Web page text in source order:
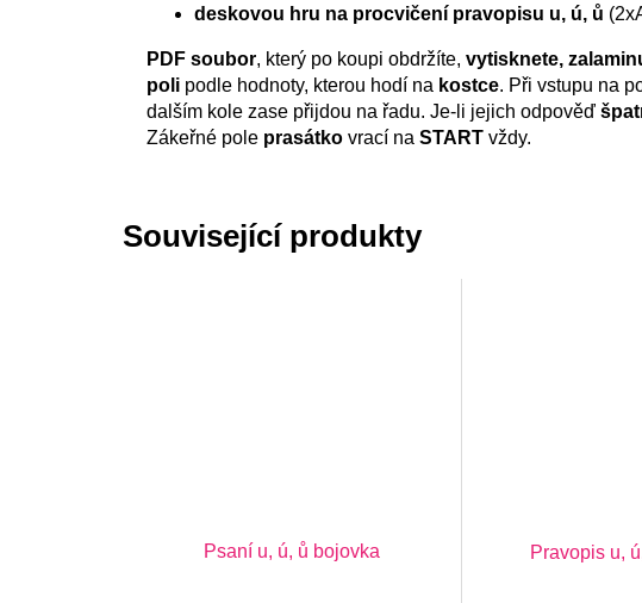
deskovou hru na procvičení pravopisu u, ú, ů
PDF soubor, který po koupi obdržíte, vytisknete,
poli podle hodnoty, kterou hodí na kostce. Při vstupu na
dalším kole zase přijdou na řadu. Je-li jejich odpověď
Zákeřné pole prasátko vrací na START vždy.
Související produkty
Psaní u, ú, ů bojovka Pravopis u,